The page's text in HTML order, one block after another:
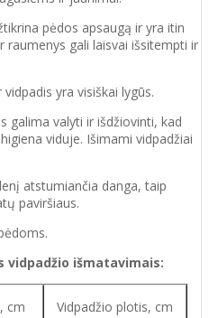
pėdos apsaugą ir yra itin
raumenys gali laisvai išsitempti ir
yra visiškai lygūs.
galima valyti ir išdžiovinti, kad
viduje. Išimami vidpadžiai
atstumiančia danga, taip
paviršiaus.
išmatavimais:
cm Vidpadžio plotis, cm